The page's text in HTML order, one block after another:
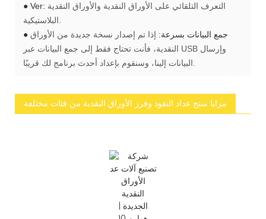
● Ver: التعرف التلقائي على الأوراق النقدية والأوراق النقدية
● جمع البيانات بسرعة: إذا تم إصدار نسخة جديدة من الأوراق
النقدية، فأنت تحتاج فقط إلى جمع البيانات عبر USB وإرسال
مزايا منتج عداد النقود وفرز الأوراق النقدية من فئات مختلفة